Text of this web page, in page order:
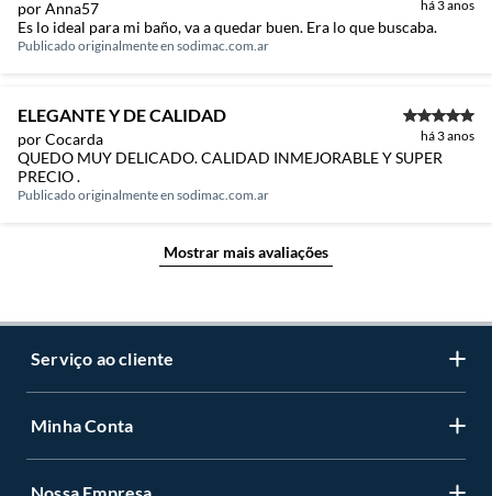
por Anna57 há 3 anos
Es lo ideal para mi baño, va a quedar buen. Era lo que buscaba.
Publicado originalmente en sodimac.com.ar
ELEGANTE Y DE CALIDAD
por Cocarda há 3 anos
QUEDO MUY DELICADO. CALIDAD INMEJORABLE Y SUPER
PRECIO .
Publicado originalmente en sodimac.com.ar
Mostrar mais avaliações
Serviço ao cliente
Centro de ajuda
Minha Conta
Cadastre-se
Nossa Empresa